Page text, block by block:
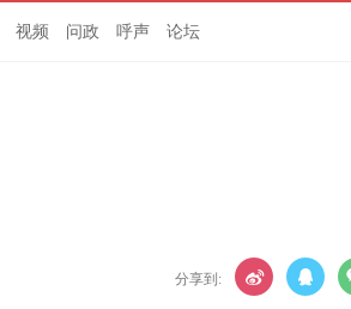
视频 问政 呼声 论坛
分享到: